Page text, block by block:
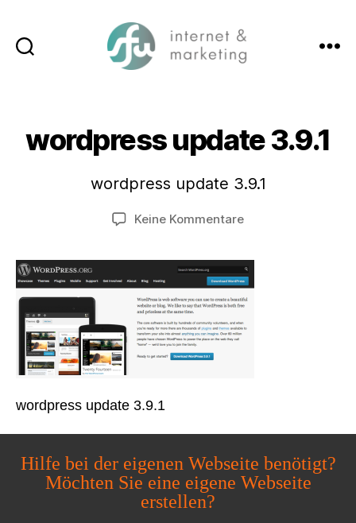
wordpress update 3.9.1
wordpress update 3.9.1
Keine Kommentarezu
3.9.1
wordpress update 3.9.1
Hilfe bei der eigenen Webseite benötigt?
Möchten Sie eine eigene Webseite
erstellen?